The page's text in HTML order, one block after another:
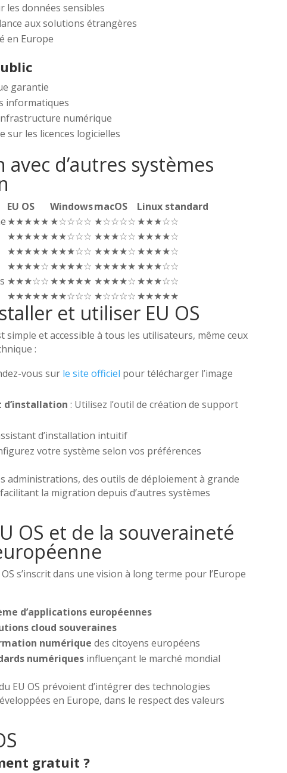
les données sensibles
aux solutions étrangères
en Europe
garantie
informatiques
numérique
sur les licences logicielles
avec d’autres systèmes
EU OS WindowsmacOS
Linux standard
★★★★★★☆☆☆☆ ★☆☆☆☆★★★☆☆
★★★★★★★☆☆☆ ★★★☆☆★★★★☆
★★★★★★★★☆☆ ★★★★☆★★★★☆
★★★★☆★★★★☆ ★★★★★★★★☆☆
★★★☆☆★★★★★ ★★★★☆★★★☆☆
★★★★★★★☆☆☆ ★☆☆☆☆★★★★★
et utiliser EU OS
simple et accessible à tous les utilisateurs, même ceux
:
vous sur le site officiel pour télécharger l’image
d’installation : Utilisez l’outil de création de support
d’installation intuitif
votre système selon vos préférences
administrations, des outils de déploiement à grande
la migration depuis d’autres systèmes
OS et de la souveraineté
s’inscrit dans une vision à long terme pour l’Europe
d’applications européennes
cloud souveraines
numérique des citoyens européens
numériquesinfluençant le marché mondial
EU OS prévoient d’intégrer des technologies
en Europe, dans le respect des valeurs
gratuit ?